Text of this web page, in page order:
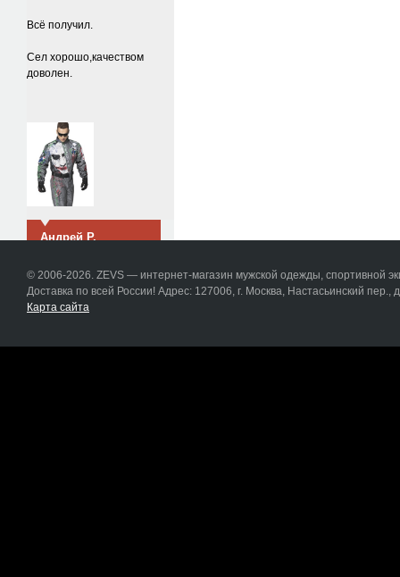
Всё получил.
Сел хорошо,качеством
доволен.
Андрей Р.
EMS: ED091632680RU
© 2006-2026. ZEVS — интернет-магазин мужской одежды, спортивной
Доставка по всей России! Адрес: 127006, г. Москва, Настасьинский пер.,
Карта сайта